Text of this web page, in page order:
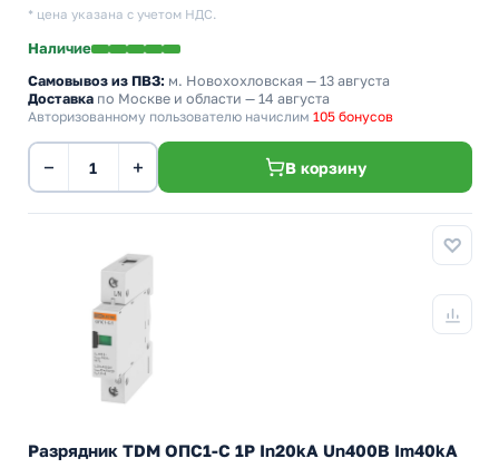
* цена указана с учетом НДС.
Наличие
Самовывоз из ПВЗ: м. Новохохловская — 13 августа
Доставка по Москве и области — 14 августа
Авторизованному пользователю начислим 105 бонусов
− + В корзину
Разрядник TDM ОПС1-C 1Р In20kA Un400B Im40kA